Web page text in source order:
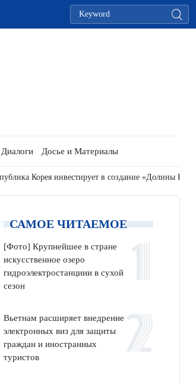
Досье и Материалы
в создание «Долины K-Vietnam»,
САМОЕ ЧИТАЕМОЕ
[Фото] Крупнейшее в стране
искусственное озеро
гидроэлектростанциии в сухой
сезон
Вьетнам расширяет внедрение
электронных виз для защиты
граждан и иностранных
туристов